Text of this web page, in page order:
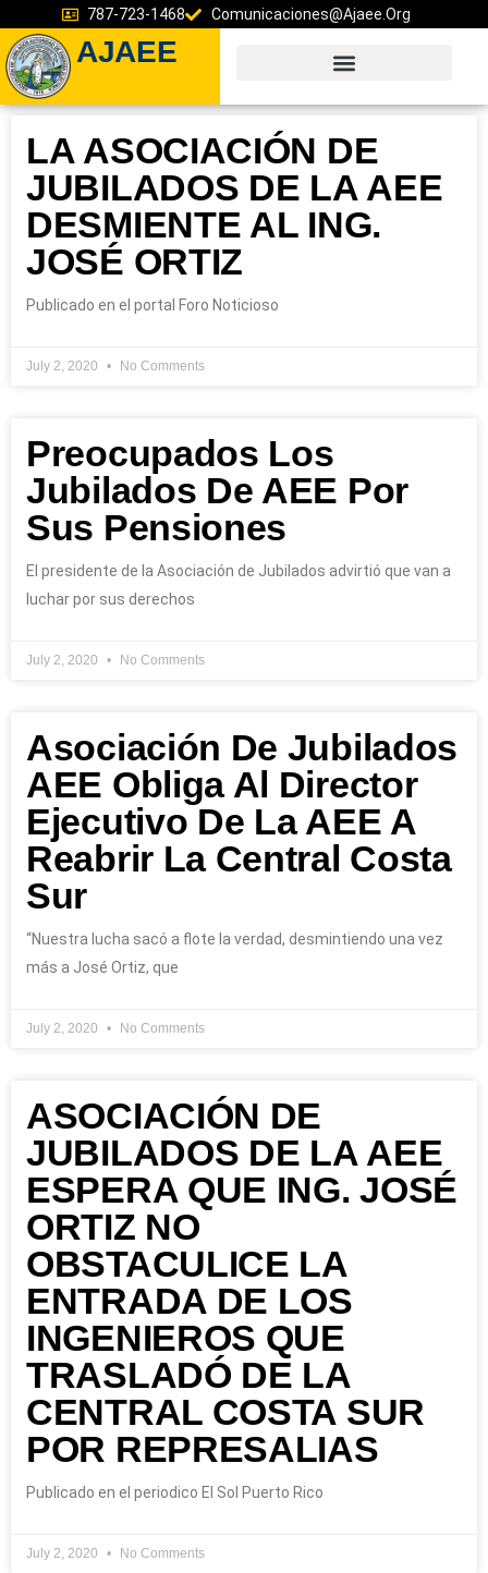
787-723-1468 Comunicaciones@ajaee.org
AJAEE
LA ASOCIACIÓN DE
JUBILADOS DE LA AEE
DESMIENTE AL ING.
JOSÉ ORTIZ
Publicado en el portal Foro Noticioso
July 2, 2020 No Comments
Preocupados Los
Jubilados De AEE Por
Sus Pensiones
El presidente de la Asociación de Jubilados advirtió que van a
luchar por sus derechos
July 2, 2020 No Comments
Asociación De Jubilados
AEE Obliga Al Director
Ejecutivo De La AEE A
Reabrir La Central Costa
Sur
“Nuestra lucha sacó a flote la verdad, desmintiendo una vez
más a José Ortiz, que
July 2, 2020 No Comments
ASOCIACIÓN DE
JUBILADOS DE LA AEE
ESPERA QUE ING. JOSÉ
ORTIZ NO
OBSTACULICE LA
ENTRADA DE LOS
INGENIEROS QUE
TRASLADÓ DE LA
CENTRAL COSTA SUR
POR REPRESALIAS
Publicado en el periodico El Sol Puerto Rico
July 2, 2020 No Comments